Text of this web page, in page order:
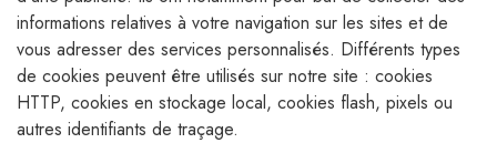
informations relatives à votre navigation sur les sites et de
vous adresser des services personnalisés. Différents types
de cookies peuvent être utilisés sur notre site : cookies
HTTP, cookies en stockage local, cookies flash, pixels ou
autres identifiants de traçage.